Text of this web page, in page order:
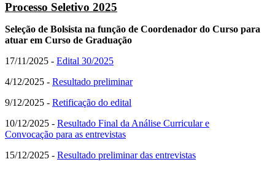
Processo Seletivo 2025
Seleção de Bolsista na função de Coordenador do Curso para
atuar em Curso de Graduação
17/11/2025 - Edital 30/2025
4/12/2025 - Resultado preliminar
9/12/2025 - Retificação do edital
10/12/2025 - Resultado Final da Análise Curricular e
Convocação para as entrevistas
15/12/2025 - Resultado preliminar das entrevistas